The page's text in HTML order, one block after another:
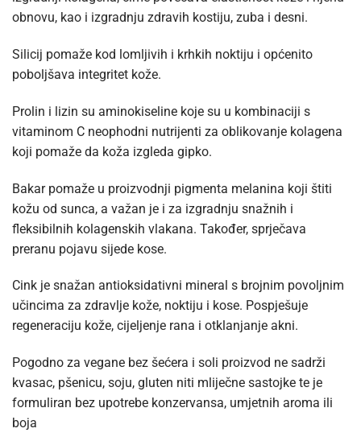
obnovu, kao i izgradnju zdravih kostiju, zuba i desni.
Silicij pomaže kod lomljivih i krhkih noktiju i općenito
poboljšava integritet kože.
Prolin i lizin su aminokiseline koje su u kombinaciji s
vitaminom C neophodni nutrijenti za oblikovanje kolagena
koji pomaže da koža izgleda gipko.
Bakar pomaže u proizvodnji pigmenta melanina koji štiti
kožu od sunca, a važan je i za izgradnju snažnih i
fleksibilnih kolagenskih vlakana. Također, sprječava
preranu pojavu sijede kose.
Cink je snažan antioksidativni mineral s brojnim povoljnim
učincima za zdravlje kože, noktiju i kose. Pospješuje
regeneraciju kože, cijeljenje rana i otklanjanje akni.
Pogodno za vegane bez šećera i soli proizvod ne sadrži
kvasac, pšenicu, soju, gluten niti mliječne sastojke te je
formuliran bez upotrebe konzervansa, umjetnih aroma ili
boja